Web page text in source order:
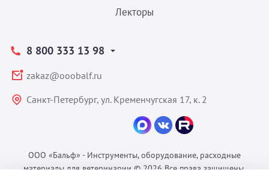
Лекторы
8 800 333 13 98
zakaz@ooobalf.ru
Санкт-Петербург, ул. Кременчугская 17, к. 2
ООО «Бальф» - Инструменты, оборудование, расходные